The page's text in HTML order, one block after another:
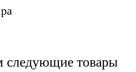
следующие товары